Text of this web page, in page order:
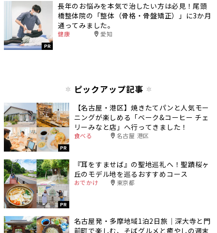
PR
長年のお悩みを本気で治したい方は必見！​​尾頭
橋整体院の「整体（骨格・骨盤矯正）」に3か月
通ってみました。
健康 愛知
ピックアップ記事
PR
【名古屋・港区】焼きたてパンと人気モー
ニングが楽しめる「ベーク&コーヒー チェ
リーみなと店」へ行ってきました！
食べる 名古屋 港区
PR
『耳をすませば』の聖地巡礼へ！聖蹟桜ヶ
丘のモデル地を巡るおすすめコース
おでかけ 東京都
名古屋発・多摩地域1泊2日旅｜深大寺と門
前町で楽しむ、そばグルメと癒やしの週末